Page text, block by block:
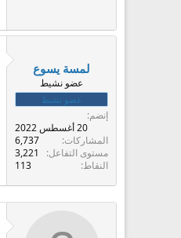
لمسة يسوع
عضو نشيط
عضو نشيط
إنضم
20 أغسطس 2022
المشاركات
6,737
مستوى التفاعل
3,221
النقاط
113